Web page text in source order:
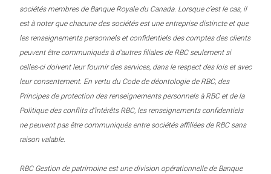
sociétés membres de Banque Royale du Canada. Lorsque c’est le cas, il
est à noter que chacune des sociétés est une entreprise distincte et que
les renseignements personnels et confidentiels des comptes des clients
peuvent être communiqués à d’autres filiales de RBC seulement si
celles-ci doivent leur fournir des services, dans le respect des lois et avec
leur consentement. En vertu du Code de déontologie de RBC, des
Principes de protection des renseignements personnels à RBC et de la
Politique des conflits d’intérêts RBC, les renseignements confidentiels
ne peuvent pas être communiqués entre sociétés affiliées de RBC sans
raison valable.
RBC Gestion de patrimoine est une division opérationnelle de Banque